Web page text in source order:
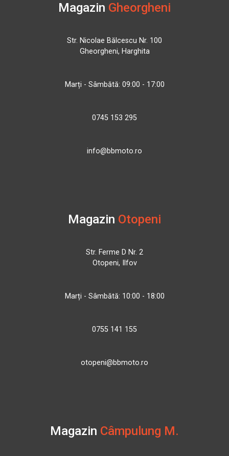
Magazin Gheorgheni
Str. Nicolae Bălcescu Nr. 100
Gheorgheni, Harghita
Marți - Sâmbătă: 09:00 - 17:00
0745 153 295
info@bbmoto.ro
Magazin Otopeni
Str. Ferme D Nr. 2
Otopeni, Ilfov
Marți - Sâmbătă: 10:00 - 18:00
0755 141 155
otopeni@bbmoto.ro
Magazin Câmpulung M.